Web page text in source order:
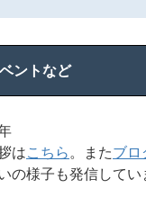
ントなど
はこちら。またブロ
の様子も発信してい